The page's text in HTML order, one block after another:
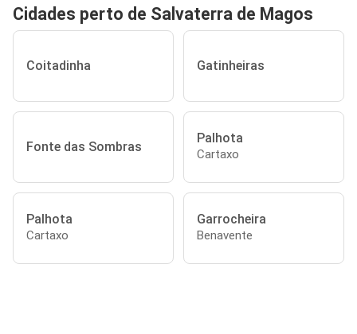
Cidades perto de Salvaterra de Magos
Coitadinha Gatinheiras
Fonte das Sombras
Palhota
Cartaxo
Palhota
Cartaxo
Garrocheira
Benavente